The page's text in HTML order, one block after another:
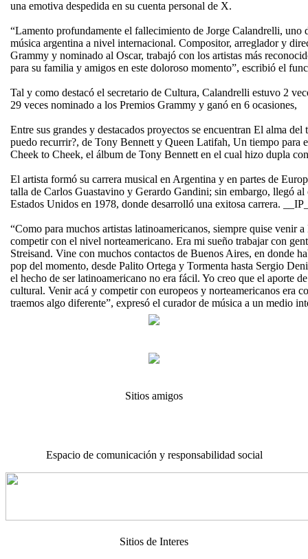
una emotiva despedida en su cuenta personal de X.
“Lamento profundamente el fallecimiento de Jorge Calandrelli, uno
música argentina a nivel internacional. Compositor, arreglador y
Grammy y nominado al Oscar, trabajó con los artistas más
para su familia y amigos en este doloroso momento”, escribió el
Tal y como destacó el secretario de Cultura, Calandrelli estuvo 2
29 veces nominado a los Premios Grammy y ganó en 6 ocasiones,
Entre sus grandes y destacados proyectos se encuentran El alma
puedo recurrir?, de Tony Bennett y Queen Latifah, Un tiempo para
Cheek to Cheek, el álbum de Tony Bennett en el cual hizo dupla
El artista formó su carrera musical en Argentina y en partes de
talla de Carlos Guastavino y Gerardo Gandini; sin embargo, llegó
Estados Unidos en 1978, donde desarrolló una exitosa carrera.
“Como para muchos artistas latinoamericanos, siempre quise venir
competir con el nivel norteamericano. Era mi sueño trabajar con
Streisand. Vine con muchos contactos de Buenos Aires, en donde
pop del momento, desde Palito Ortega y Tormenta hasta Sergio
el hecho de ser latinoamericano no era fácil. Yo creo que el aporte
cultural. Venir acá y competir con europeos y norteamericanos era
traemos algo diferente”, expresó el curador de música a un medio
Sitios amigos
Espacio de comunicación y responsabilidad social
Sitios de Interes